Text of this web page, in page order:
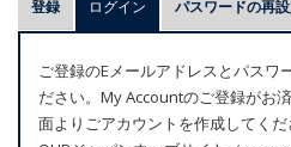
ラ
マ
リ
登録 ログイン (アクティブなタブ)
パスワードの再
ご登録のEメールアドレスとパスワ
ださい。My Accountのご登録がお
面よりごアカウントを作成してくだ